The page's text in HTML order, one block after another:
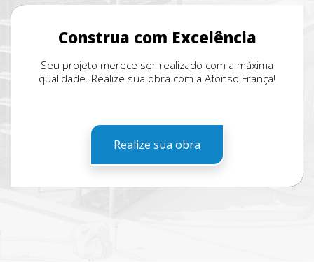
Construa com Excelência
Seu projeto merece ser realizado com a máxima
qualidade. Realize sua obra com a Afonso França!
Realize sua obra